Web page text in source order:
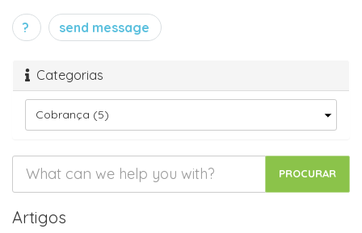
? send message
Categorias
Artigos